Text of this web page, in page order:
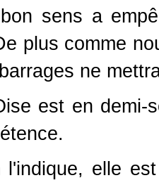
sens a
plus comme
ne
est en
l'indique, elle